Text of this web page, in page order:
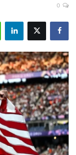
اقتصاد
علوم وتكنولوجيا
رياضة
فيديو
حياة
0